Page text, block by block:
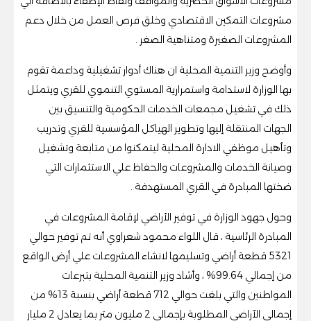
مشروعات التمكين الاقتصادي وخلق فرص العمل من خلال دعم
المشروعات الصغيرة ومتناهية الصغر .
وأوضح وزير التنمية المحلية ان هناك أدوار تشغيلية وداعمة تقوم
بها الوزارة لاستدامة واستمرارية المستوي التنموي للقري ويتمثل
ذلك في تشغيل مجمعات الخدمات الحكومية والتنسيق بين
الجهات المنتقلة إليها وتطوير الهياكل المؤسسية للقري وتدريب
وتأهيل موظفي الادارة المحلية ليتمكنوا من متابعة وتشغيل
وصيانة الخدمات والمشروعات والحفاظ علي الاستثمارات التي
ضختها المبادرة في القري المستهدفة .
وحول جهود الوزارة في توفير الأراضي لإقامة المشروعات في
المبادرة الرئاسية ، قال اللواء محمود شعراوي أنه تم توفير حوالي
5321 قطعة أراضي وتسليمها لانشاء المشروعات علي أرض الواقع
من إجمالي 99.64% ، وأشاد وزير التنمية المحلية بتبرعات
المواطنين والتي بلغت حوالي 712 قطعة أراضي بنسبة 13% من
إجمالي الآراضي المطلوبة بإجمالي 2 مليون متر بما يعادل 2 مليار